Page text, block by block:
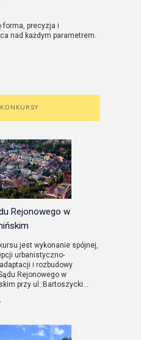
forma, precyzja i
nad każdym parametrem.
KONKURSY
Rejonowego w
jest wykonanie spójnej,
urbanistyczno-
i rozbudowy
Rejonowego w
przy ul. Bartoszycki...